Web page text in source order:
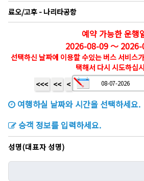
료오/고후 - 나리타공항
예약 가능한 운행
2026-08-09 ～
선택하신 날짜에 이용할 수있는 버스 서비스
택해서 다시 시도하십
<<< << <
여행하실 날짜와 시간을 선택하세요.
승객 정보를 입력하세요.
성명(대표자 성명)